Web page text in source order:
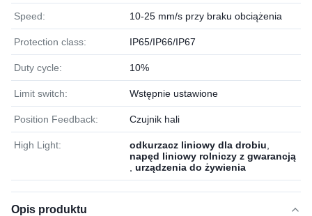
Speed: 10-25 mm/s przy braku obciążenia
Protection class: IP65/IP66/IP67
Duty cycle: 10%
Limit switch: Wstępnie ustawione
Position Feedback: Czujnik hali
High Light: odkurzacz liniowy dla drobiu
napęd liniowy rolniczy z gwarancją
urządzenia do żywienia
Opis produktu